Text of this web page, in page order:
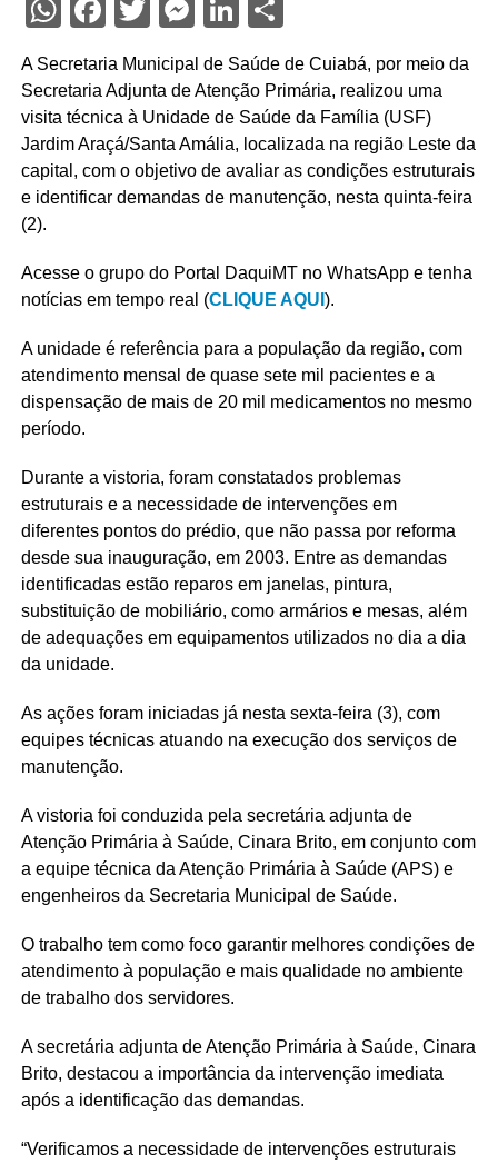
WhatsApp
Facebook
Twitter
Messenger
LinkedIn
Share
A Secretaria Municipal de Saúde de Cuiabá, por meio da
Secretaria Adjunta de Atenção Primária, realizou uma
visita técnica à Unidade de Saúde da Família (USF)
Jardim Araçá/Santa Amália, localizada na região Leste da
capital, com o objetivo de avaliar as condições estruturais
e identificar demandas de manutenção, nesta quinta-feira
(2).
Acesse o grupo do Portal DaquiMT no WhatsApp e tenha
notícias em tempo real (CLIQUE AQUI ).
A unidade é referência para a população da região, com
atendimento mensal de quase sete mil pacientes e a
dispensação de mais de 20 mil medicamentos no mesmo
período.
Durante a vistoria, foram constatados problemas
estruturais e a necessidade de intervenções em
diferentes pontos do prédio, que não passa por reforma
desde sua inauguração, em 2003. Entre as demandas
identificadas estão reparos em janelas, pintura,
substituição de mobiliário, como armários e mesas, além
de adequações em equipamentos utilizados no dia a dia
da unidade.
As ações foram iniciadas já nesta sexta-feira (3), com
equipes técnicas atuando na execução dos serviços de
manutenção.
A vistoria foi conduzida pela secretária adjunta de
Atenção Primária à Saúde, Cinara Brito, em conjunto com
a equipe técnica da Atenção Primária à Saúde (APS) e
engenheiros da Secretaria Municipal de Saúde.
O trabalho tem como foco garantir melhores condições de
atendimento à população e mais qualidade no ambiente
de trabalho dos servidores.
A secretária adjunta de Atenção Primária à Saúde, Cinara
Brito, destacou a importância da intervenção imediata
após a identificação das demandas.
“Verificamos a necessidade de intervenções estruturais